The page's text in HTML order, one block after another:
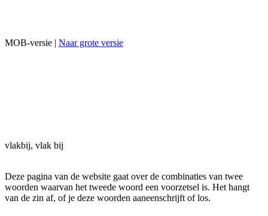
MOB-versie | Naar grote versie
vlakbij, vlak bij
Deze pagina van de website gaat over de combinaties van twee
woorden waarvan het tweede woord een voorzetsel is. Het hangt
van de zin af, of je deze woorden aaneenschrijft of los.